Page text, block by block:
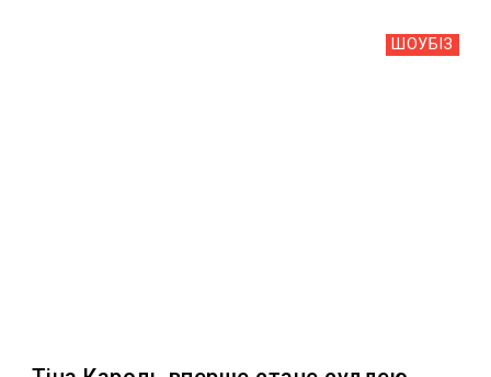
ШОУБIЗ